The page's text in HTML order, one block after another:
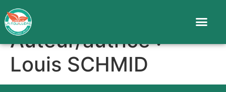
Auteur/autrice :
Louis SCHMID